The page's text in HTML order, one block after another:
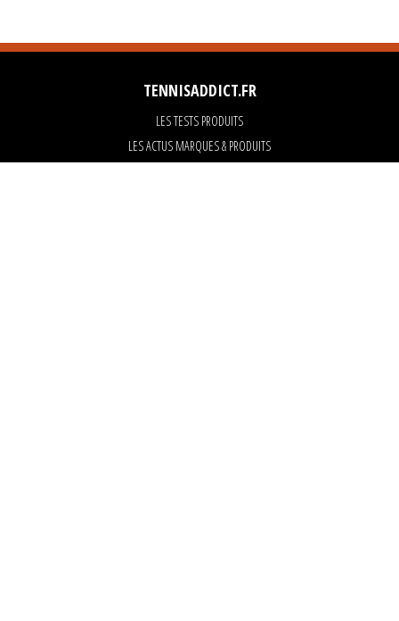
TENNISADDICT.FR
LES TESTS PRODUITS
LES ACTUS MARQUES & PRODUITS